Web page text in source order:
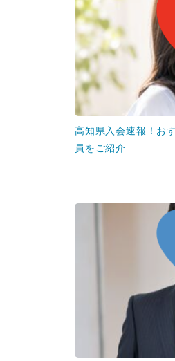
高知県入会速報！お
員をご紹介